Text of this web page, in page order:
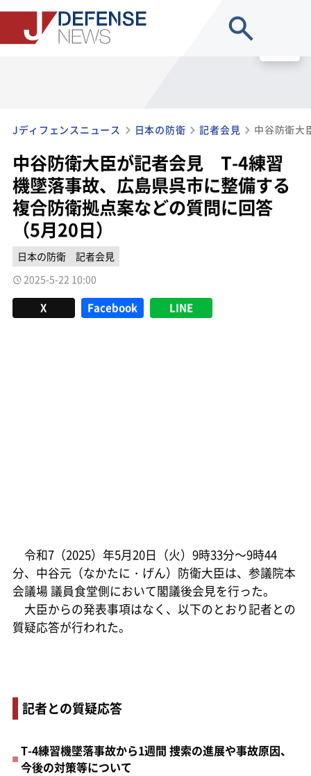
Jディフェンスニュース 日本の防衛 記者会見
中谷防衛大臣が記者会見 T-4練習
機墜落事故、広島県呉市に整備する
複合防衛拠点案などの質問に回答
（5月20日）
日本の防衛
記者会見
2025-5-22 10:00
X Facebook LINE
令和7（2025）年5月20日（火）9時33分～9時44
分、中谷元（なかたに・げん）防衛大臣は、参議院本
会議場 議員食堂側において閣議後会見を行った。
大臣からの発表事項はなく、以下のとおり記者との
質疑応答が行われた。
記者との質疑応答
T-4練習機墜落事故から1週間 捜索の進展や事故原因、
今後の対策等について